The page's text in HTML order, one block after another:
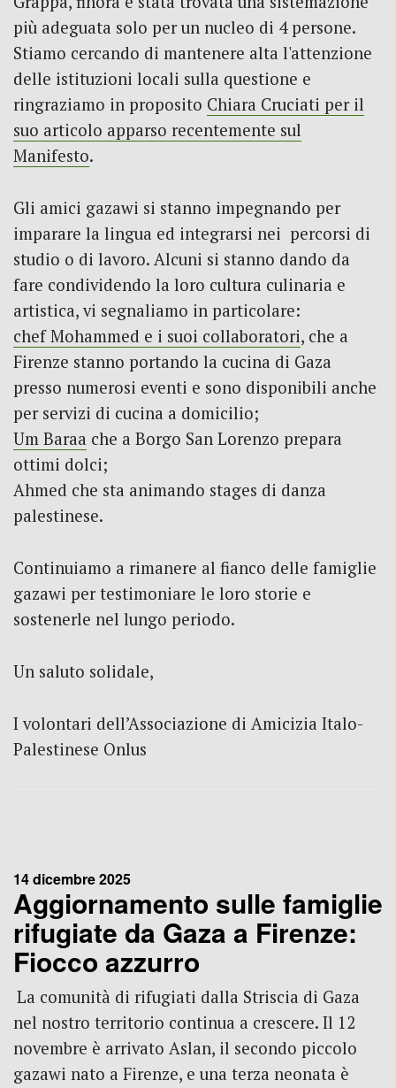
più adeguata solo per un nucleo di 4 persone.
Stiamo cercando di mantenere alta l'attenzione
delle istituzioni locali sulla questione e
ringraziamo in proposito Chiara Cruciati per il
suo articolo apparso recentemente sul
Manifesto.
Gli amici gazawi si stanno impegnando per
imparare la lingua ed integrarsi nei percorsi di
studio o di lavoro. Alcuni si stanno dando da
fare condividendo la loro cultura culinaria e
artistica, vi segnaliamo in particolare:
chef Mohammed e i suoi collaboratori, che a
Firenze stanno portando la cucina di Gaza
presso numerosi eventi e sono disponibili anche
per servizi di cucina a domicilio;
Um Baraa che a Borgo San Lorenzo prepara
ottimi dolci;
Ahmed che sta animando stages di danza
palestinese.
Continuiamo a rimanere al fianco delle famiglie
gazawi per testimoniare le loro storie e
sostenerle nel lungo periodo.
Un saluto solidale,
I volontari dell’Associazione di Amicizia Italo-
Palestinese Onlus
14 dicembre 2025
Aggiornamento sulle famiglie
rifugiate da Gaza a Firenze:
Fiocco azzurro
La comunità di rifugiati dalla Striscia di Gaza
nel nostro territorio continua a crescere. Il 12
novembre è arrivato Aslan, il secondo piccolo
gazawi nato a Firenze, e una terza neonata è